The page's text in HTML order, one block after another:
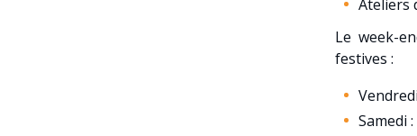
Ateliers
Le week-
festives :
Samedi